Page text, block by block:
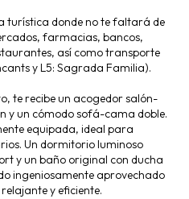
turística donde no te faltará de
farmacias, bancos,
así como transporte
y L5: Sagrada Familia).
te recibe un acogedor salón-
y un cómodo sofá-cama doble.
equipada, ideal para
Un dormitorio luminoso
y un baño original con ducha
ingeniosamente aprovechado
y eficiente.